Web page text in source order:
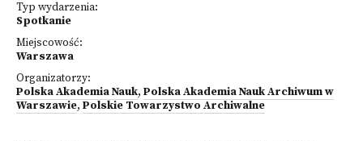
Typ wydarzenia:
Spotkanie
Miejscowość:
Warszawa
Organizatorzy:
Polska Akademia Nauk, Polska Akademia Nauk Archiwum w
Warszawie, Polskie Towarzystwo Archiwalne